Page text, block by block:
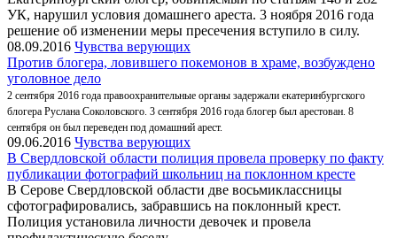
УК, нарушил условия домашнего ареста. 3 ноября 2016 года
решение об изменении меры пресечения вступило в силу.
08.09.2016 Чувства верующих
Против блогера, ловившего покемонов в храме, возбуждено
уголовное дело
2 сентября 2016 года правоохранительные органы задержали екатеринбургского
блогера Руслана Соколовского. 3 сентября 2016 года блогер был арестован. 8
сентября он был переведен под домашний арест.
09.06.2016 Чувства верующих
В Свердловской области полиция провела проверку по факту
публикации фотографий школьниц на поклонном кресте
В Серове Свердловской области две восьмиклассницы
сфотографировались, забравшись на поклонный крест.
Полиция установила личности девочек и провела